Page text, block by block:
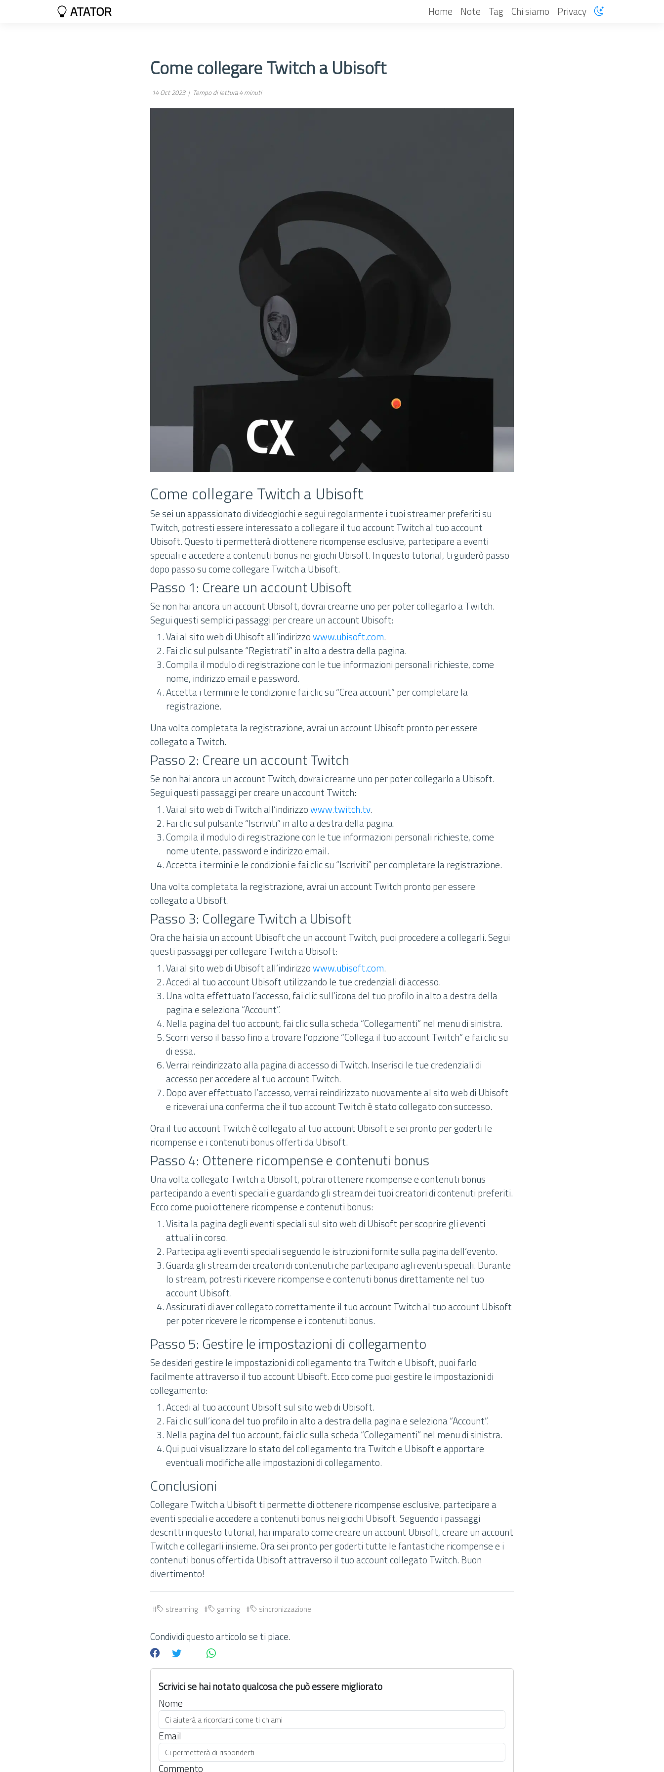
ATATOR Home Note Tag Chi siamo Privacy
Come collegare Twitch a Ubisoft
14 Oct 2023 | Tempo di lettura 4 minuti
Come collegare Twitch a Ubisoft
Se sei un appassionato di videogiochi e segui regolarmente i tuoi streamer preferiti su
Twitch, potresti essere interessato a collegare il tuo account Twitch al tuo account
Ubisoft. Questo ti permetterà di ottenere ricompense esclusive, partecipare a eventi
speciali e accedere a contenuti bonus nei giochi Ubisoft. In questo tutorial, ti guiderò passo
dopo passo su come collegare Twitch a Ubisoft.
Passo 1: Creare un account Ubisoft
Se non hai ancora un account Ubisoft, dovrai crearne uno per poter collegarlo a Twitch.
Segui questi semplici passaggi per creare un account Ubisoft:
Vai al sito web di Ubisoft all’indirizzowww.ubisoft.com.
Fai clic sul pulsante “Registrati” in alto a destra della pagina.
Compila il modulo di registrazione con le tue informazioni personali richieste, come
nome, indirizzo email e password.
Accetta i termini e le condizioni e fai clic su “Crea account” per completare la
registrazione.
Una volta completata la registrazione, avrai un account Ubisoft pronto per essere
collegato a Twitch.
Passo 2: Creare un account Twitch
Se non hai ancora un account Twitch, dovrai crearne uno per poter collegarlo a Ubisoft.
Segui questi passaggi per creare un account Twitch:
Vai al sito web di Twitch all’indirizzowww.twitch.tv.
Fai clic sul pulsante “Iscriviti” in alto a destra della pagina.
Compila il modulo di registrazione con le tue informazioni personali richieste, come
nome utente, password e indirizzo email.
Accetta i termini e le condizioni e fai clic su “Iscriviti” per completare la registrazione.
Una volta completata la registrazione, avrai un account Twitch pronto per essere
collegato a Ubisoft.
Passo 3: Collegare Twitch a Ubisoft
Ora che hai sia un account Ubisoft che un account Twitch, puoi procedere a collegarli. Segui
questi passaggi per collegare Twitch a Ubisoft:
Vai al sito web di Ubisoft all’indirizzowww.ubisoft.com.
Accedi al tuo account Ubisoft utilizzando le tue credenziali di accesso.
Una volta effettuato l’accesso, fai clic sull’icona del tuo profilo in alto a destra della
pagina e seleziona “Account”.
Nella pagina del tuo account, fai clic sulla scheda “Collegamenti” nel menu di sinistra.
Scorri verso il basso fino a trovare l’opzione “Collega il tuo account Twitch” e fai clic su
di essa.
Verrai reindirizzato alla pagina di accesso di Twitch. Inserisci le tue credenziali di
accesso per accedere al tuo account Twitch.
Dopo aver effettuato l’accesso, verrai reindirizzato nuovamente al sito web di Ubisoft
e riceverai una conferma che il tuo account Twitch è stato collegato con successo.
Ora il tuo account Twitch è collegato al tuo account Ubisoft e sei pronto per goderti le
ricompense e i contenuti bonus offerti da Ubisoft.
Passo 4: Ottenere ricompense e contenuti bonus
Una volta collegato Twitch a Ubisoft, potrai ottenere ricompense e contenuti bonus
partecipando a eventi speciali e guardando gli stream dei tuoi creatori di contenuti preferiti.
Ecco come puoi ottenere ricompense e contenuti bonus:
Visita la pagina degli eventi speciali sul sito web di Ubisoft per scoprire gli eventi
attuali in corso.
Partecipa agli eventi speciali seguendo le istruzioni fornite sulla pagina dell’evento.
Guarda gli stream dei creatori di contenuti che partecipano agli eventi speciali. Durante
lo stream, potresti ricevere ricompense e contenuti bonus direttamente nel tuo
account Ubisoft.
Assicurati di aver collegato correttamente il tuo account Twitch al tuo account Ubisoft
per poter ricevere le ricompense e i contenuti bonus.
Passo 5: Gestire le impostazioni di collegamento
Se desideri gestire le impostazioni di collegamento tra Twitch e Ubisoft, puoi farlo
facilmente attraverso il tuo account Ubisoft. Ecco come puoi gestire le impostazioni di
collegamento:
Accedi al tuo account Ubisoft sul sito web di Ubisoft.
Fai clic sull’icona del tuo profilo in alto a destra della pagina e seleziona “Account”.
Nella pagina del tuo account, fai clic sulla scheda “Collegamenti” nel menu di sinistra.
Qui puoi visualizzare lo stato del collegamento tra Twitch e Ubisoft e apportare
eventuali modifiche alle impostazioni di collegamento.
Conclusioni
Collegare Twitch a Ubisoft ti permette di ottenere ricompense esclusive, partecipare a
eventi speciali e accedere a contenuti bonus nei giochi Ubisoft. Seguendo i passaggi
descritti in questo tutorial, hai imparato come creare un account Ubisoft, creare un account
Twitch e collegarli insieme. Ora sei pronto per goderti tutte le fantastiche ricompense e i
contenuti bonus offerti da Ubisoft attraverso il tuo account collegato Twitch. Buon
divertimento!
streaming gaming sincronizzazione
Condividi questo articolo se ti piace.
Scrivici se hai notato qualcosa che può essere migliorato
Nome
Email
Commento